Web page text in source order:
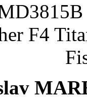
F4